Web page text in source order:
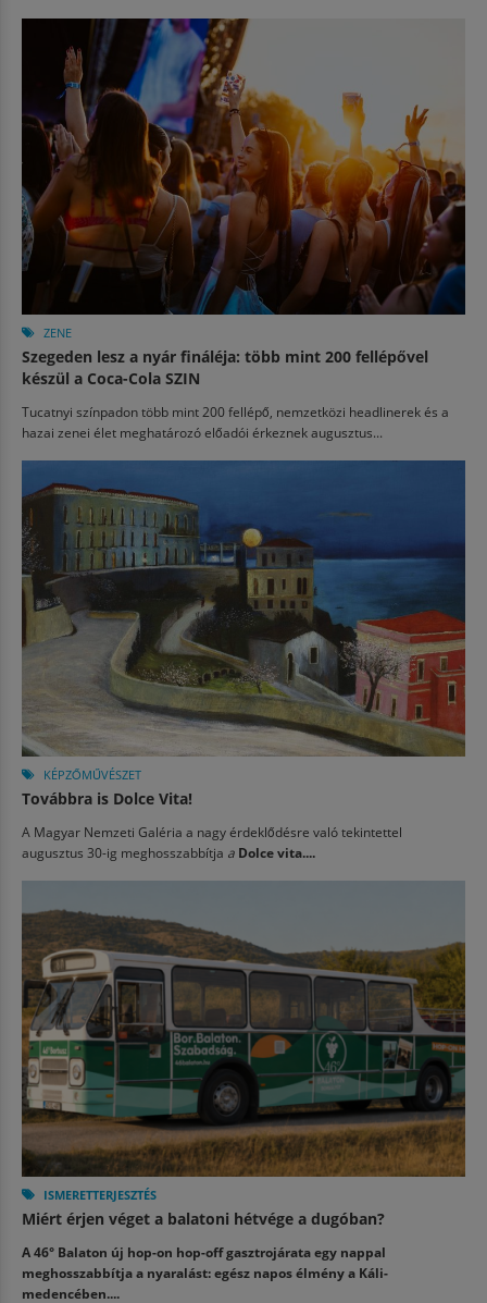
ZENE
Szegeden lesz a nyár fináléja: több mint 200 fellépővel
készül a Coca-Cola SZIN
Tucatnyi színpadon több mint 200 fellépő, nemzetközi headlinerek és a
hazai zenei élet meghatározó előadói érkeznek augusztus...
KÉPZŐMŰVÉSZET
Továbbra is Dolce Vita!
A Magyar Nemzeti Galéria a nagy érdeklődésre való tekintettel
augusztus 30-ig meghosszabbítja a Dolce vita....
ISMERETTERJESZTÉS
Miért érjen véget a balatoni hétvége a dugóban?
A 46° Balaton új hop-on hop-off gasztrojárata egy nappal
meghosszabbítja a nyaralást: egész napos élmény a Káli-
medencében....